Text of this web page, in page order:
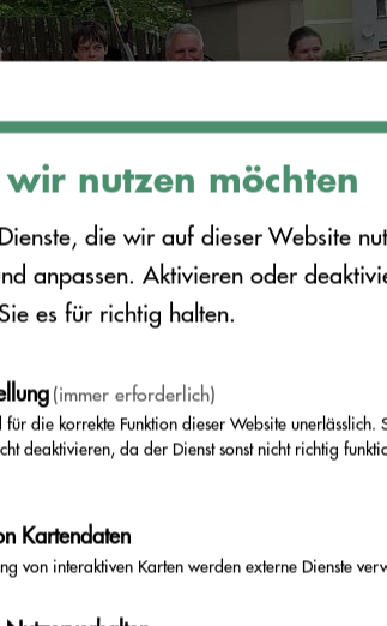
wir nutzen möchten
die wir auf dieser Website
anpassen. Aktivieren oder
es für richtig halten.
(immer erforderlich)
für die korrekte Funktion dieser Website unerlässlich.
deaktivieren, da der Dienst sonst nicht richtig
Kartendaten
von interaktiven Karten werden externe Dienste